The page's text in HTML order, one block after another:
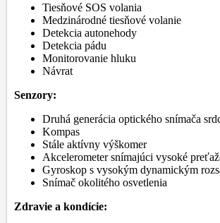
Tiesňové SOS volania
Medzinárodné tiesňové volanie
Detekcia autonehody
Detekcia pádu
Monitorovanie hluku
Návrat
Senzory:
Druhá generácia optického snímača
Kompas
Stále aktívny výškomer
Akcelerometer snímajúci vysoké
Gyroskop s vysokým dynamickým
Snímač okolitého osvetlenia
Zdravie a kondície: